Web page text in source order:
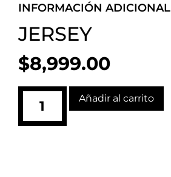
INFORMACIÓN ADICIONAL
JERSEY
$8,999.00
Añadir al carrito